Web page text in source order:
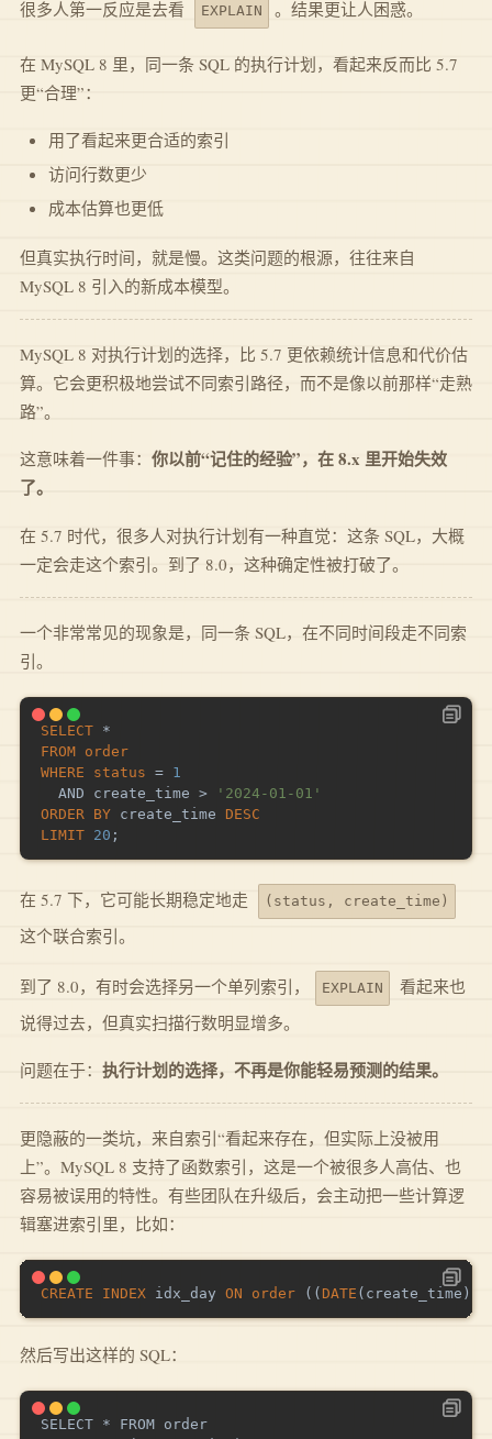
很多人第一反应是去看 EXPLAIN 。结果更让人困惑。
在 MySQL 8 里，同一条 SQL 的执行计划，看起来反而比 5.7
更“合理”：
用了看起来更合适的索引
访问行数更少
成本估算也更低
但真实执行时间，就是慢。这类问题的根源，往往来自
MySQL 8 引入的新成本模型。
MySQL 8 对执行计划的选择，比 5.7 更依赖统计信息和代价估
算。它会更积极地尝试不同索引路径，而不是像以前那样“走熟
路”。
这意味着一件事： 你以前“记住的经验”，在 8.x 里开始失效
了。
在 5.7 时代，很多人对执行计划有一种直觉：这条 SQL，大概
一定会走这个索引。到了 8.0，这种确定性被打破了。
一个非常常见的现象是，同一条 SQL，在不同时间段走不同索
引。
SELECT *
FROM order
WHERE
status = 1
AND create_time >
'2024-01-01'
ORDER
BY create_time DESC
LIMIT 20 ;
在 5.7 下，它可能长期稳定地走 (status, create_time)
这个联合索引。
到了 8.0，有时会选择另一个单列索引， EXPLAIN
看起来也
说得过去，但真实扫描行数明显增多。
问题在于： 执行计划的选择，不再是你能轻易预测的结果。
更隐蔽的一类坑，来自索引“看起来存在，但实际上没被用
上”。MySQL 8 支持了函数索引，这是一个被很多人高估、也
容易被误用的特性。有些团队在升级后，会主动把一些计算逻
辑塞进索引里，比如：
CREATE INDEX idx_day ON order ( ( DATE ( create_time )
然后写出这样的 SQL：
SELECT * FROM order